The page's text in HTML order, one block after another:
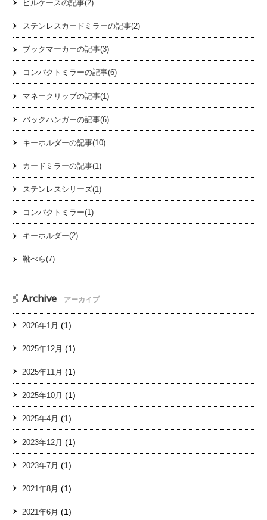
ピルケースの記事(2)
ステンレスカードミラーの記事(2)
ブックマーカーの記事(3)
コンパクトミラーの記事(6)
マネークリップの記事(1)
バックハンガーの記事(6)
キーホルダーの記事(10)
カードミラーの記事(1)
ステンレスシリーズ(1)
コンパクトミラー(1)
キーホルダー(2)
靴べら(7)
Archive アーカイブ
2026年1月 (1)
2025年12月 (1)
2025年11月 (1)
2025年10月 (1)
2025年4月 (1)
2023年12月 (1)
2023年7月 (1)
2021年8月 (1)
2021年6月 (1)